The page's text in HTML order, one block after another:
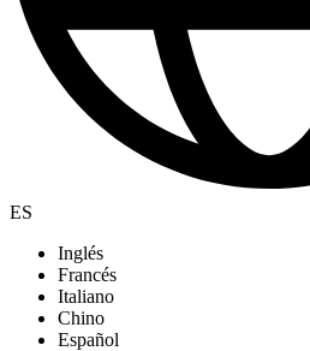
ES
Inglés
Francés
Italiano
Chino
Español